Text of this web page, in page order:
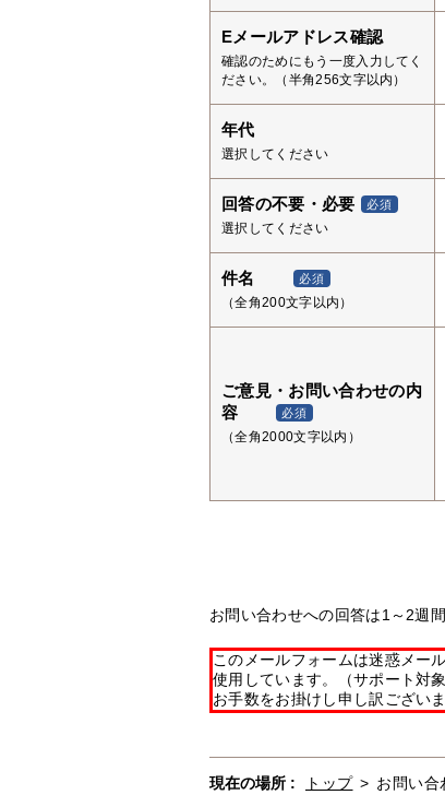
Eメールアドレス確認
確認のためにもう一度入力してく
ださい。（半角256文字以内）
年代
選択してください
回答の不要・必要 必須
選択してください
件名 必須
（全角200文字以内）
ご意見・お問い合わせの内
容
必須
（全角2000文字以内）
お問い合わせへの回答は1～2週
このメールフォームは迷惑メー
使用しています。（サポート対
お手数をお掛けし申し訳ござい
現在の場所 : トップ > お問い合